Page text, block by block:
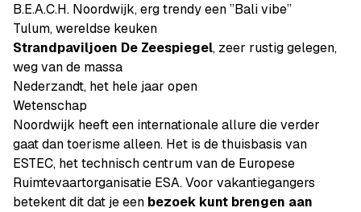
B.E.A.C.H. Noordwijk, erg trendy een ”Bali vibe”
Tulum, wereldse keuken
Strandpaviljoen De Zeespiegel, zeer rustig gelegen,
weg van de massa
Nederzandt, het hele jaar open
Wetenschap
Noordwijk heeft een internationale allure die verder
gaat dan toerisme alleen. Het is de thuisbasis van
ESTEC, het technisch centrum van de Europese
Ruimtevaartorganisatie ESA. Voor vakantiegangers
betekent dit dat je een bezoek kunt brengen aan